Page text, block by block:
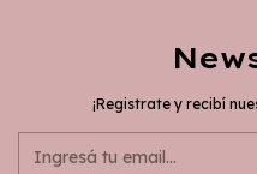
¡Registrate y recibí